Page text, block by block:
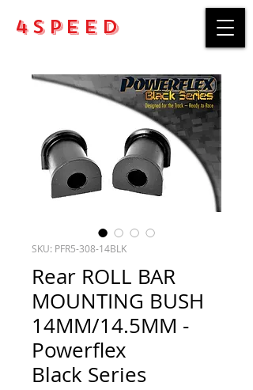
4Speed
SKU: PFR5-308-14BLK
Rear ROLL BAR
MOUNTING BUSH
14MM/14.5MM -
Powerflex
Black Series